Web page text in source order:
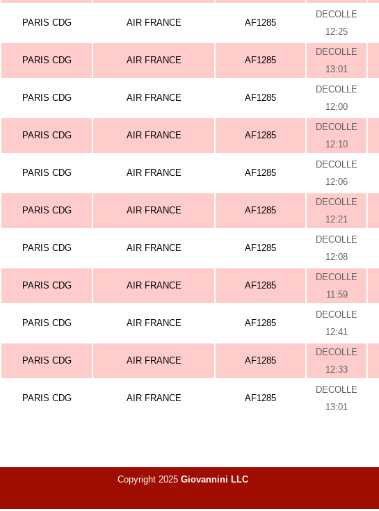
PARIS CDG AIR FRANCE AF1285
DECOLLE
12:25
PARIS CDG AIR FRANCE AF1285
DECOLLE
13:01
PARIS CDG AIR FRANCE AF1285
DECOLLE
12:00
PARIS CDG AIR FRANCE AF1285
DECOLLE
12:10
PARIS CDG AIR FRANCE AF1285
DECOLLE
12:06
PARIS CDG AIR FRANCE AF1285
DECOLLE
12:21
PARIS CDG AIR FRANCE AF1285
DECOLLE
12:08
PARIS CDG AIR FRANCE AF1285
DECOLLE
11:59
PARIS CDG AIR FRANCE AF1285
DECOLLE
12:41
PARIS CDG AIR FRANCE AF1285
DECOLLE
12:33
PARIS CDG AIR FRANCE AF1285
DECOLLE
13:01
Copyright 2025 Giovannini LLC